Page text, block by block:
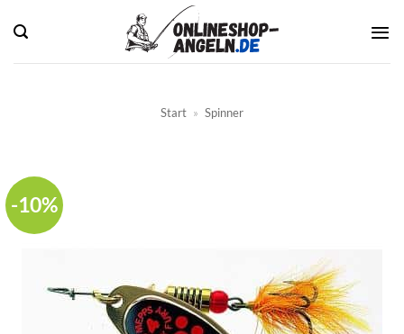
Inhalt
springen
Start » Spinner
-10%